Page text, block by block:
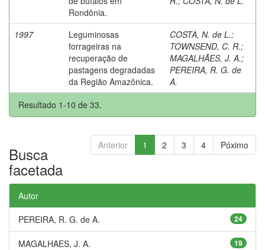
Rondônia.
1997
Leguminosas
forrageiras na
recuperação de
pastagens degradadas
da Região Amazônica.
COSTA, N. de L.;
TOWNSEND, C. R.;
MAGALHÃES, J. A.;
PEREIRA, R. G. de
A.
Resultado 1-10 de 33.
Anterior 1 2 3 4 Póximo
Busca
facetada
Autor
24
PEREIRA, R. G. de A.
19
MAGALHAES, J. A.